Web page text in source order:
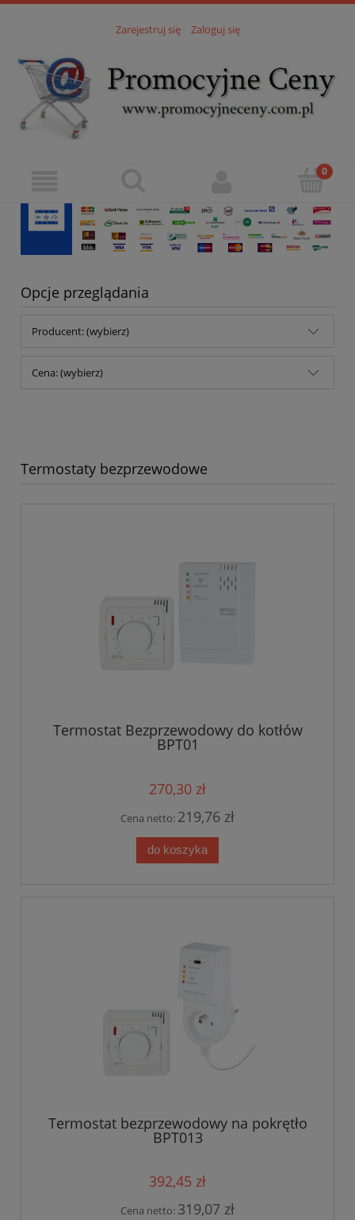
Zarejestruj się Zaloguj się
Opcje przeglądania
Producent: (wybierz)
Cena: (wybierz)
Termostaty bezprzewodowe
Termostat Bezprzewodowy do kotłów
BPT01
270,30 zł
Cena netto: 219,76 zł
do koszyka
Termostat bezprzewodowy na pokrętło
BPT013
392,45 zł
Cena netto: 319,07 zł